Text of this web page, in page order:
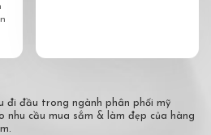
đi đầu trong ngành phân phối mỹ
nhu cầu mua sắm & làm đẹp của hàng